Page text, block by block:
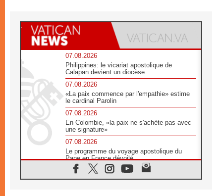
07.08.2026
Philippines: le vicariat apostolique de
Calapan devient un diocèse
07.08.2026
«La paix commence par l'empathie» estime
le cardinal Parolin
07.08.2026
En Colombie, «la paix ne s'achète pas avec
une signature»
07.08.2026
Le programme du voyage apostolique du
Pape en France dévoilé
07.08.2026
1ère Conférence continentale sur l'éducation